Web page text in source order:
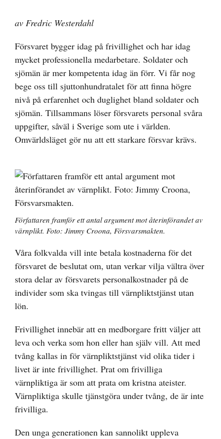
av Fredric Westerdahl
Försvaret bygger idag på frivillighet och har idag
mycket professionella medarbetare. Soldater och
sjömän är mer kompetenta idag än förr. Vi får nog
bege oss till sjuttonhundratalet för att finna högre
nivå på erfarenhet och duglighet bland soldater och
sjömän. Tillsammans löser försvarets personal svåra
uppgifter, såväl i Sverige som ute i världen.
Omvärldsläget gör nu att ett starkare försvar krävs.
Författaren framför ett antal argument mot återinförandet av
värnplikt. Foto: Jimmy Croona, Försvarsmakten.
Våra folkvalda vill inte betala kostnaderna för det
försvaret de beslutat om, utan verkar vilja vältra över
stora delar av försvarets personalkostnader på de
individer som ska tvingas till värnpliktstjänst utan
lön.
Frivillighet innebär att en medborgare fritt väljer att
leva och verka som hon eller han själv vill. Att med
tvång kallas in för värnpliktstjänst vid olika tider i
livet är inte frivillighet. Prat om frivilliga
värnpliktiga är som att prata om kristna ateister.
Värnpliktiga skulle tjänstgöra under tvång, de är inte
frivilliga.
Den unga generationen kan sannolikt uppleva